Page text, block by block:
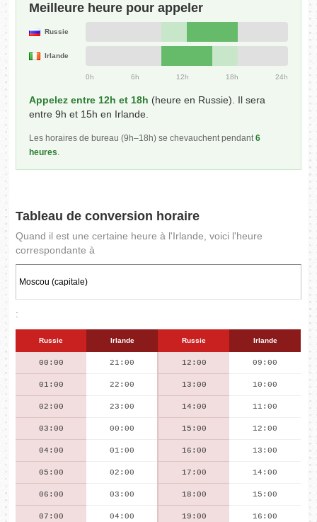
Meilleure heure pour appeler
Russie
Irlande
0h 6h 12h 18h 24h
Appelez entre 12h et 18h (heure en Russie). Il sera
entre 9h et 15h en Irlande.
Les horaires de bureau (9h–18h) se chevauchent pendant6
heures.
Tableau de conversion horaire
Quand il est une certaine heure à l'Irlande, voici l'heure
correspondante à
:
Russie Irlande Russie Irlande
00:00 21:00 12:00 09:00
01:00 22:00 13:00 10:00
02:00 23:00 14:00 11:00
03:00 00:00 15:00 12:00
04:00 01:00 16:00 13:00
05:00 02:00 17:00 14:00
06:00 03:00 18:00 15:00
07:00 04:00 19:00 16:00